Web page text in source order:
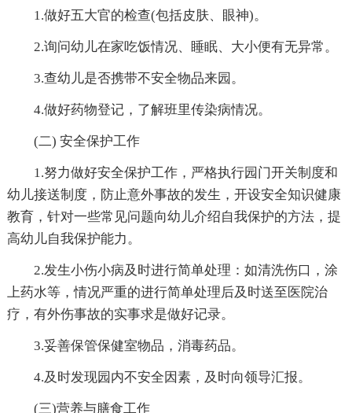
1.做好五大官的检查(包括皮肤、眼神)。
2.询问幼儿在家吃饭情况、睡眠、大小便有无异常。
3.查幼儿是否携带不安全物品来园。
4.做好药物登记，了解班里传染病情况。
(二) 安全保护工作
1.努力做好安全保护工作，严格执行园门开关制度和
幼儿接送制度，防止意外事故的发生，开设安全知识健康
教育，针对一些常见问题向幼儿介绍自我保护的方法，提
高幼儿自我保护能力。
2.发生小伤小病及时进行简单处理：如清洗伤口，涂
上药水等，情况严重的进行简单处理后及时送至医院治
疗，有外伤事故的实事求是做好记录。
3.妥善保管保健室物品，消毒药品。
4.及时发现园内不安全因素，及时向领导汇报。
(三)营养与膳食工作